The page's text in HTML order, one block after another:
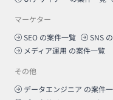
マーケター
SEO の案件一覧 SNS
メディア運用 の案件一覧
その他
データエンジニア の案件